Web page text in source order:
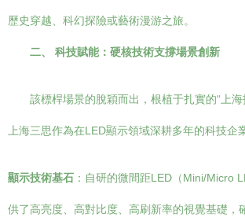
歷史穿越、科幻探險或藝術漫游之旅。
二、 科技賦能：硬核技術支撐場景創新
該標桿場景的脫穎而出，根植于扎實的“上海
上海三思作為在LED顯示領域深耕多年的科技企
顯示技術基石 ：自研的微間距LED（Mini/Micro
供了高亮度、高對比度、高刷新率的視覺基礎，